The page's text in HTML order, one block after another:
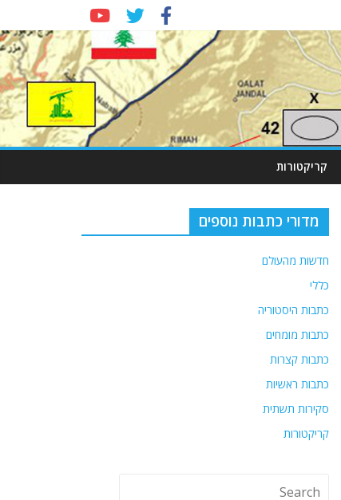
קריקטורות
מדורי כתבות נוספים
חדשות מהעולם
כללי
כתבות היסטוריה
כתבות מומחים
כתבות קצרות
כתבות ראשיות
סקירות תשתית
קריקטורות